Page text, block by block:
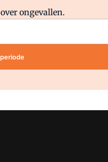
ongevallen.